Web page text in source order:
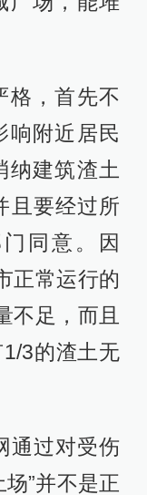
格，首先不
响附近居民
纳建筑渣土
且要经过所
同意。因
正常运行的
不足，而且
3的渣土无
通过对受伤
”并不是正